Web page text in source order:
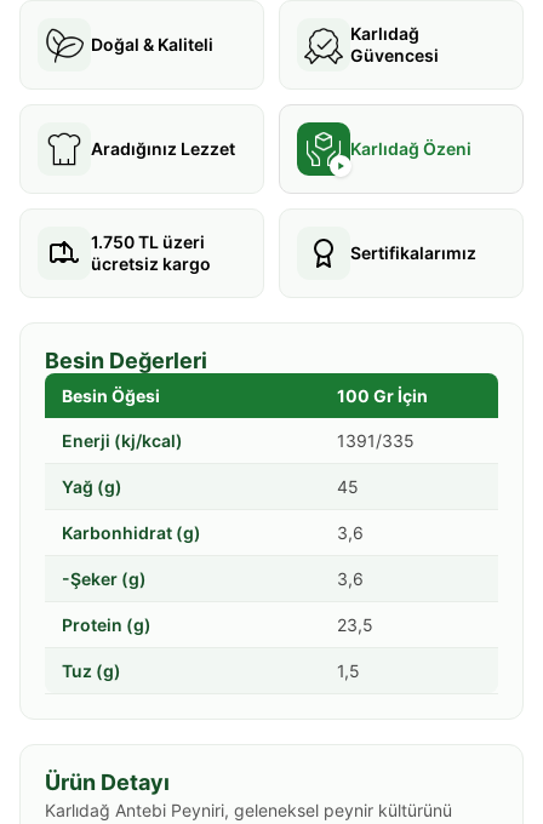
Doğal & Kaliteli
Karlıdağ
Güvencesi
Aradığınız Lezzet Karlıdağ Özeni
1.750 TL üzeri
ücretsiz kargo
Sertifikalarımız
Besin Değerleri
Besin Öğesi 100 Gr İçin
Enerji (kj/kcal) 1391/335
Yağ (g) 45
Karbonhidrat (g) 3,6
-Şeker (g) 3,6
Protein (g) 23,5
Tuz (g) 1,5
Ürün Detayı
Karlıdağ Antebi Peyniri, geleneksel peynir kültürünü